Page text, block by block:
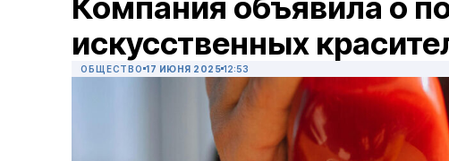
искусственных
ОБЩЕСТВО 17 ИЮНЯ 2025 12:53